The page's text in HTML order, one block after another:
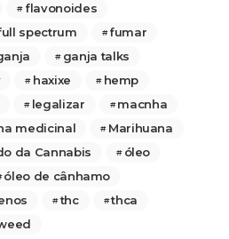
flavonoides
spectrum
fumar
ganja talks
haxixe
hemp
legalizar
macnha
medicinal
Marihuana
da Cannabis
óleo
óleo de cânhamo
thc
thca